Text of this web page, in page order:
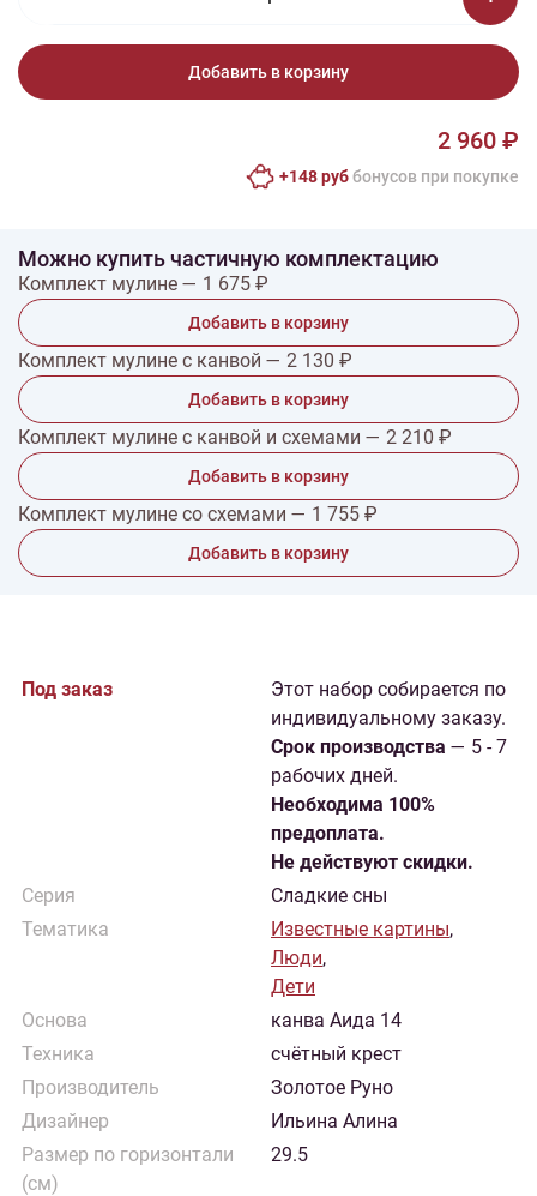
Добавить в корзину
2 960 ₽
+148 руббонусов при покупке
Можно купить частичную комплектацию
Комплект мулине — 1 675 ₽
Добавить в корзину
Комплект мулине с канвой — 2 130 ₽
Добавить в корзину
Комплект мулине с канвой и схемами — 2 210 ₽
Добавить в корзину
Комплект мулине со схемами — 1 755 ₽
Добавить в корзину
Под заказ
Этот набор собирается по
индивидуальному заказу.
Cрок производства — 5 - 7
рабочих дней.
Необходима 100%
предоплата.
Не действуют скидки.
Серия
Сладкие сны
Тематика
Известные картины,
Люди,
Дети
Основа
канва Аида 14
Техника
счётный крест
Производитель
Золотое Руно
Дизайнер
Ильина Алина
Размер по горизонтали
(см)
29.5